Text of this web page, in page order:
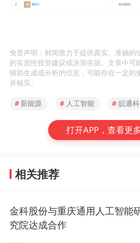
免责声明：财闻致力于提供真实、准确的
的实质性投资建议或决策依据。文章中可
辅助生成或分析的信息，可能存在一定的
并核实。
# 新能源 # 人工智能 # 皖通
打开APP，查看更
相关推荐
金科股份与重庆通用人工智能
究院达成合作